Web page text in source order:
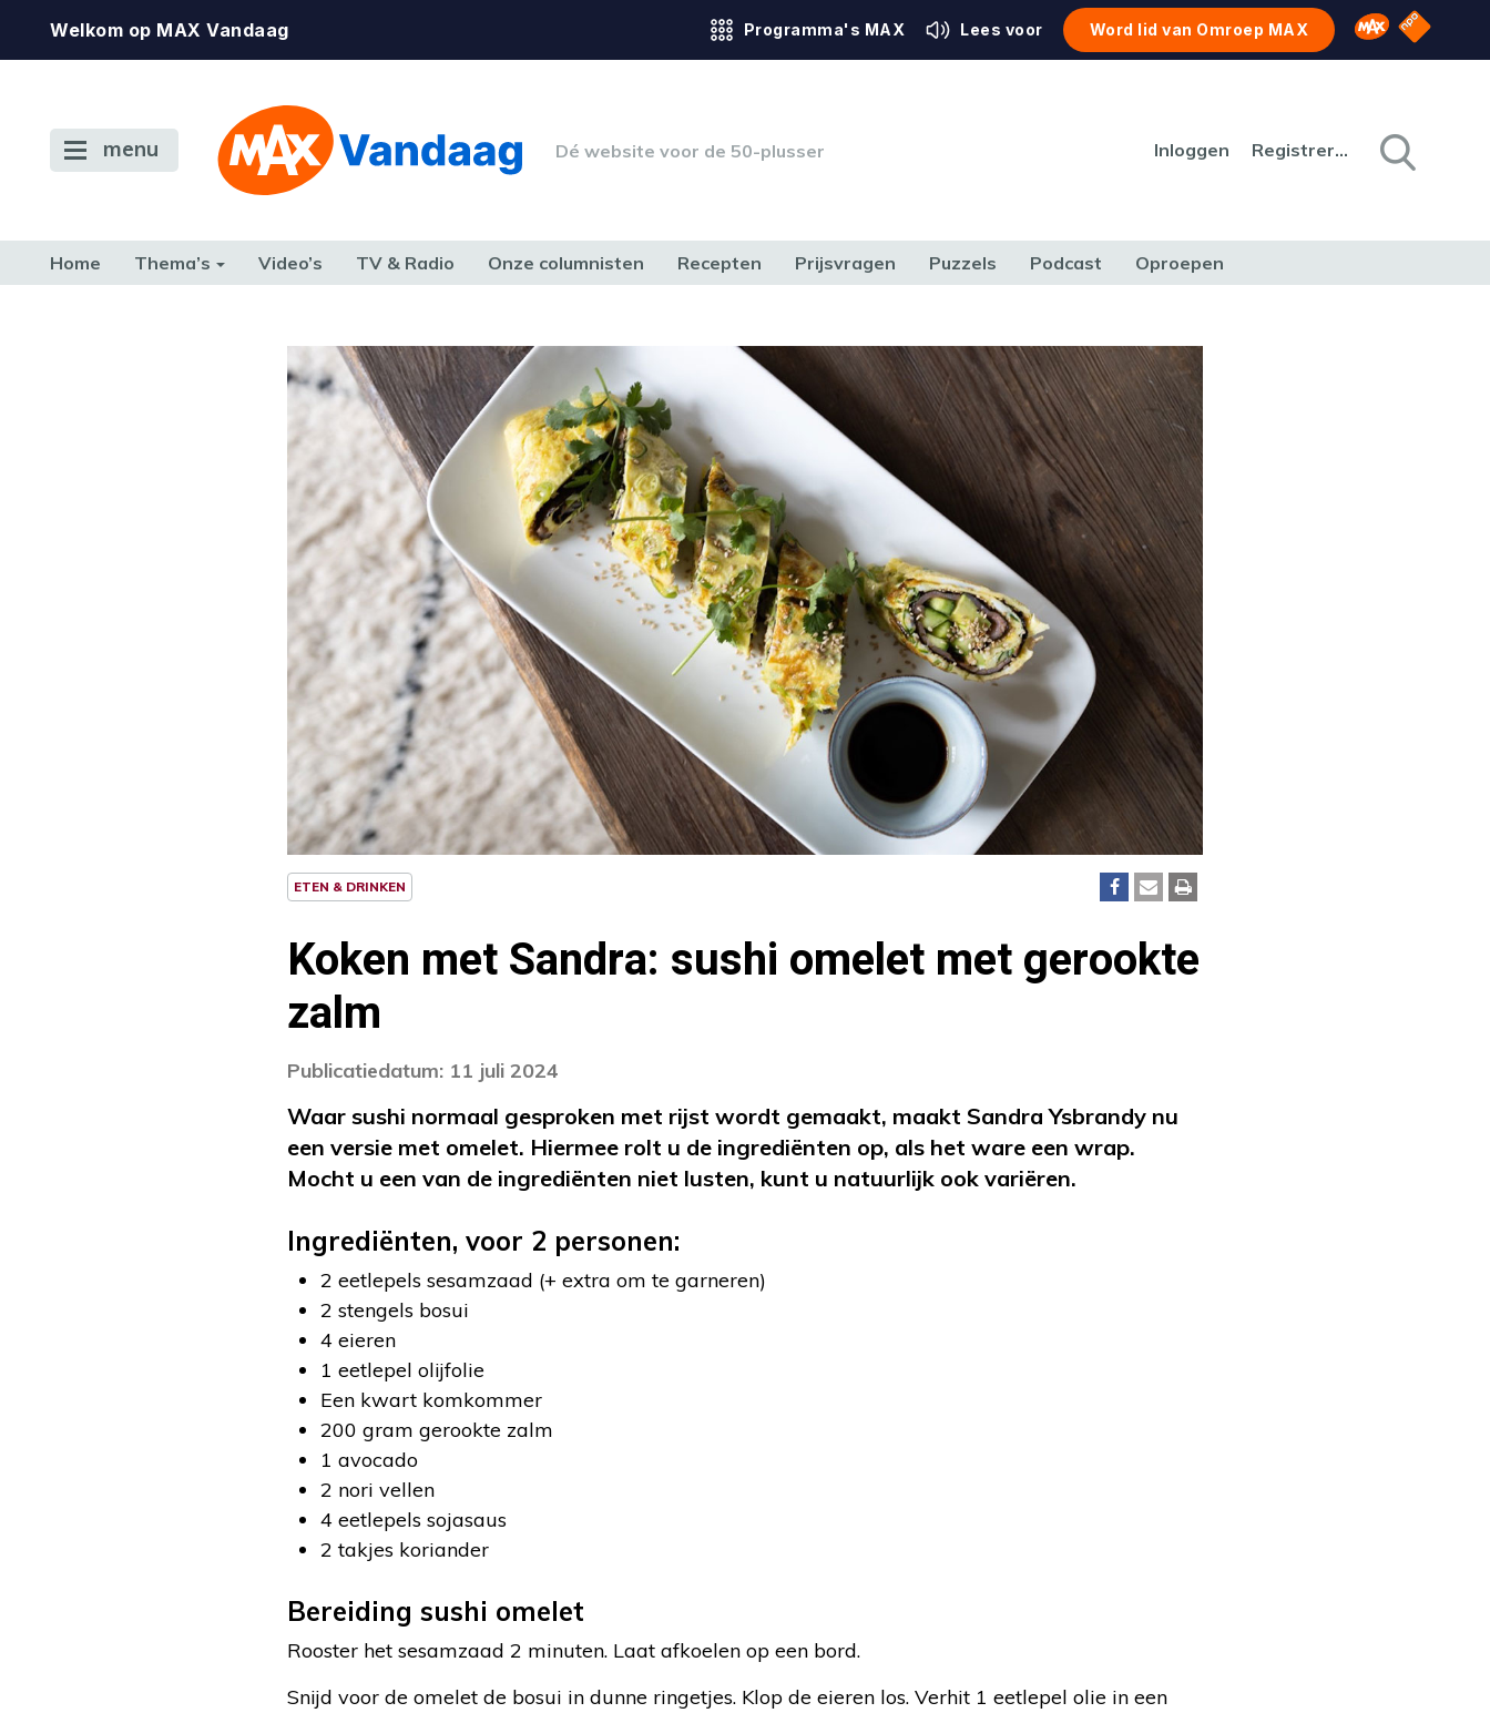
Welkom op MAX Vandaag Programma's MAX Lees voor Word lid van Omroep MAX Omroep MAX
NPO
menu Dé website voor de 50-plusser Inloggen Registreren
Home Thema’s Video’s TV & Radio Onze columnisten Recepten Prijsvragen Puzzels Podcast Oproepen
ETEN & DRINKEN
Koken met Sandra: sushi omelet met gerookte
zalm
Publicatiedatum: 11 juli 2024
Waar sushi normaal gesproken met rijst wordt gemaakt, maakt Sandra Ysbrandy nu
een versie met omelet. Hiermee rolt u de ingrediënten op, als het ware een wrap.
Mocht u een van de ingrediënten niet lusten, kunt u natuurlijk ook variëren.
Ingrediënten, voor 2 personen:
2 eetlepels sesamzaad (+ extra om te garneren)
2 stengels bosui
4 eieren
1 eetlepel olijfolie
Een kwart komkommer
200 gram gerookte zalm
1 avocado
2 nori vellen
4 eetlepels sojasaus
2 takjes koriander
Bereiding sushi omelet
Rooster het sesamzaad 2 minuten. Laat afkoelen op een bord.
Snijd voor de omelet de bosui in dunne ringetjes. Klop de eieren los. Verhit 1 eetlepel olie in een